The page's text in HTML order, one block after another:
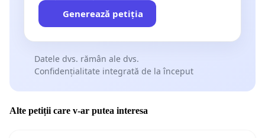
Generează petiția
Datele dvs. rămân ale dvs.
Confidențialitate integrată de la început
Alte petiții care v-ar putea interesa